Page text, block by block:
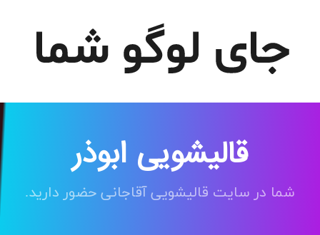
قالیشویی ابوذر
شما در سایت قالیشویی آقاجانی حضور دارید.